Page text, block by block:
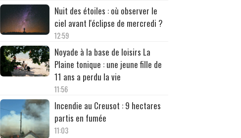
Nuit des étoiles : où observer le
ciel avant l'éclipse de mercredi ?
12:59
Noyade à la base de loisirs La
Plaine tonique : une jeune fille de
11 ans a perdu la vie
11:56
Incendie au Creusot : 9 hectares
partis en fumée
11:03